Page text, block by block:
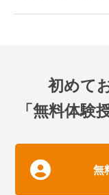
初めて
「無料体験
無